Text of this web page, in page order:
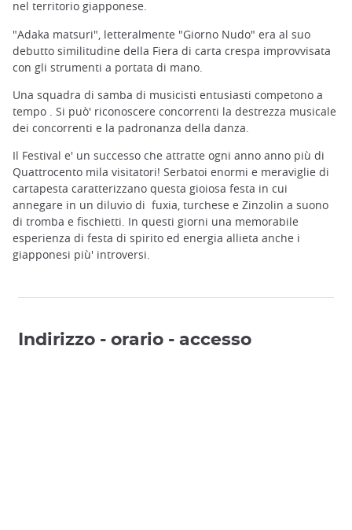
nel territorio giapponese.
"Adaka matsuri", letteralmente "Giorno Nudo" era al suo
debutto similitudine della Fiera di carta crespa improvvisata
con gli strumenti a portata di mano.
Una squadra di samba di musicisti entusiasti competono a
tempo . Si può' riconoscere concorrenti la destrezza musicale
dei concorrenti e la padronanza della danza.
Il Festival e' un successo che attratte ogni anno anno più di
Quattrocento mila visitatori! Serbatoi enormi e meraviglie di
cartapesta caratterizzano questa gioiosa festa in cui
annegare in un diluvio di fuxia, turchese e Zinzolin a suono
di tromba e fischietti. In questi giorni una memorabile
esperienza di festa di spirito ed energia allieta anche i
giapponesi più' introversi.
Indirizzo - orario - accesso